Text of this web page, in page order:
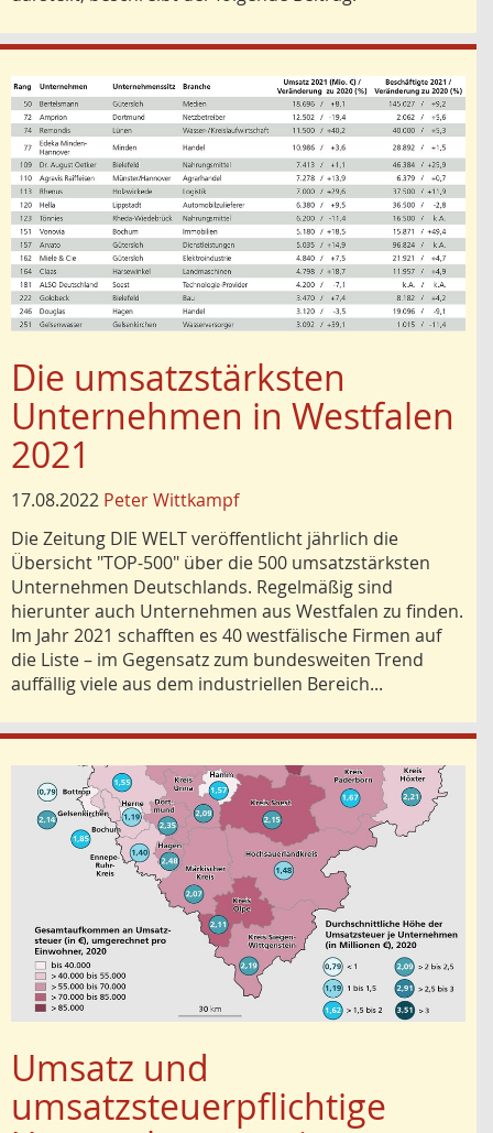
Die umsatzstärksten
Unternehmen in Westfalen
2021
17.08.2022 Peter Wittkampf
Die Zeitung DIE WELT veröffentlicht jährlich die
Übersicht "TOP-500" über die 500 umsatzstärksten
Unternehmen Deutschlands. Regelmäßig sind
hierunter auch Unternehmen aus Westfalen zu finden.
Im Jahr 2021 schafften es 40 westfälische Firmen auf
die Liste – im Gegensatz zum bundesweiten Trend
auffällig viele aus dem industriellen Bereich...
Umsatz und
umsatzsteuerpflichtige